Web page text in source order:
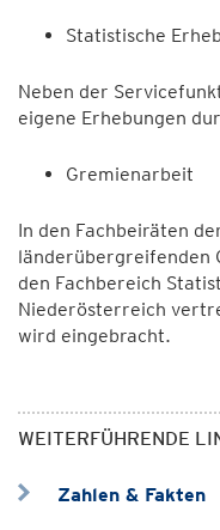
Statistische
Neben der
eigene Erhebungen
Gremienarbeit
In den Fachbeiräten
länderübergreifenden
den Fachbereich
Niederösterreich
wird eingebracht.
WEITERFÜHRENDE
Zahlen & Fakten